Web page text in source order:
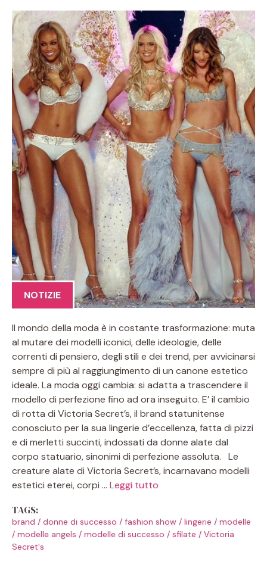
NOTIZIE
Il mondo della moda è in costante trasformazione: muta
al mutare dei modelli iconici, delle ideologie, delle
correnti di pensiero, degli stili e dei trend, per avvicinarsi
sempre di più al raggiungimento di un canone estetico
ideale. La moda oggi cambia: si adatta a trascendere il
modello di perfezione fino ad ora inseguito. E’ il cambio
di rotta di Victoria Secret’s, il brand statunitense
conosciuto per la sua lingerie d’eccellenza, fatta di pizzi
e di merletti succinti, indossati da donne alate dal
corpo statuario, sinonimi di perfezione assoluta. Le
creature alate di Victoria Secret’s, incarnavano modelli
estetici eterei, corpi … Leggi tutto
TAGS:
brand / donne di successo / fashion show / lingerie / modelle
/ modelle angels / modelle di successo / sfilate / Victoria
Secret's